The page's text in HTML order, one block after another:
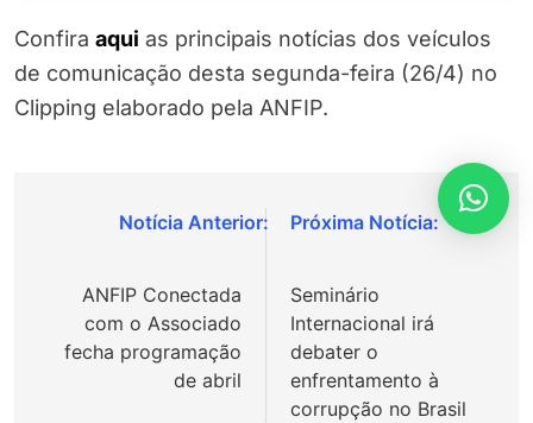
Confira aqui as principais notícias dos veículos
de comunicação desta segunda-feira (26/4) no
Clipping elaborado pela ANFIP.
Navegação
Post
ANFIP Conectada
com o Associado
fecha programação
de abril
Seminário
Internacional irá
debater o
enfrentamento à
corrupção no Brasil